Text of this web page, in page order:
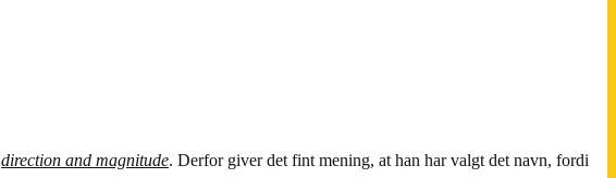
direction and magnitude. Derfor giver det fint mening, at han har valgt det navn, fordi